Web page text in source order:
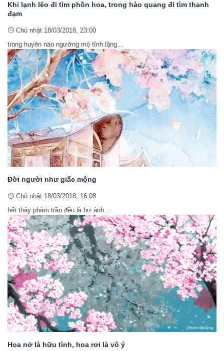
Khi lạnh lẽo đi tìm phồn hoa, trong hào quang đi tìm thanh
đạm
Chủ nhật 18/03/2018, 23:00
trong huyên náo ngưỡng mộ tĩnh lặng...
Đời người như giấc mộng
Chủ nhật 18/03/2018, 16:08
hết thảy phàm trần đều là hư ảnh...
Hoa nở là hữu tình, hoa rơi là vô ý